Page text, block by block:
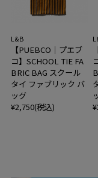
L&B
【PUEBCO｜プエブ
コ】SCHOOL TIE FA
BRIC BAG スクール
タイ ファブリック バ
ッグ
¥2,750(税込)